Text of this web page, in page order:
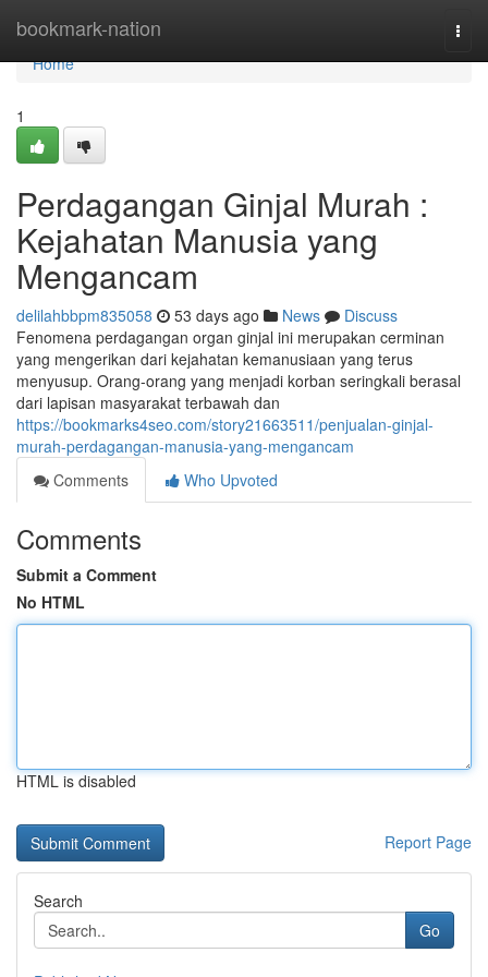
bookmark-nation
Home
Home
1
Perdagangan Ginjal Murah :
Kejahatan Manusia yang
Mengancam
delilahbbpm835058 53 days ago News
Discuss
Fenomena perdagangan organ ginjal ini merupakan cerminan
yang mengerikan dari kejahatan kemanusiaan yang terus
menyusup. Orang-orang yang menjadi korban seringkali berasal
dari lapisan masyarakat terbawah dan
https://bookmarks4seo.com/story21663511/penjualan-ginjal-
murah-perdagangan-manusia-yang-mengancam
Comments
Who Upvoted
Comments
Submit a Comment
No HTML
HTML is disabled
Report Page
Search
Go